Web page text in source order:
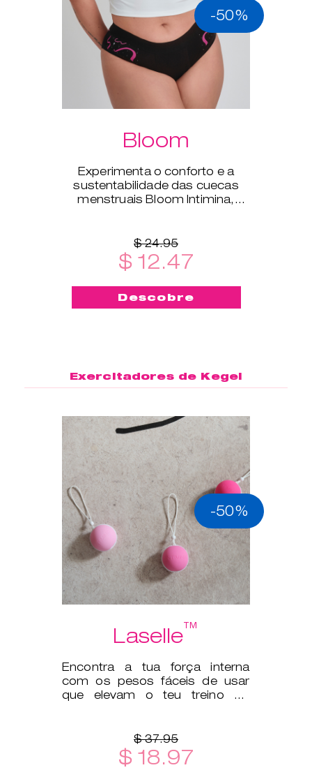
-50%
Bloom
Experimenta o conforto e a
sustentabilidade das cuecas
menstruais Bloom Intimina,
$ 24.95
$ 12.47
Descobre
Exercitadores de Kegel
-50%
Laselle™
Encontra a tua força interna
com os pesos fáceis de usar
que elevam o teu treino do
$ 37.95
$ 18.97